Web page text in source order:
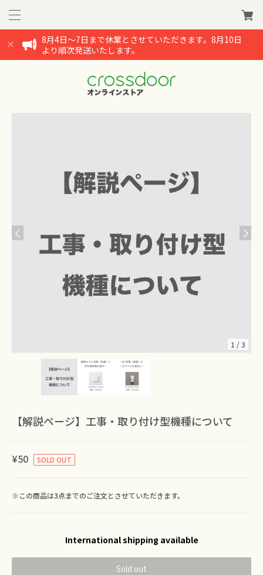
8月4日～7日まで休業とさせていただきます。8月10日
より順次発送いたします。
1 /3
【解説ページ】工事・取り付け型機種について
¥50 SOLD OUT
※この商品は3点までのご注文とさせていただきます。
International shipping available
Sold out